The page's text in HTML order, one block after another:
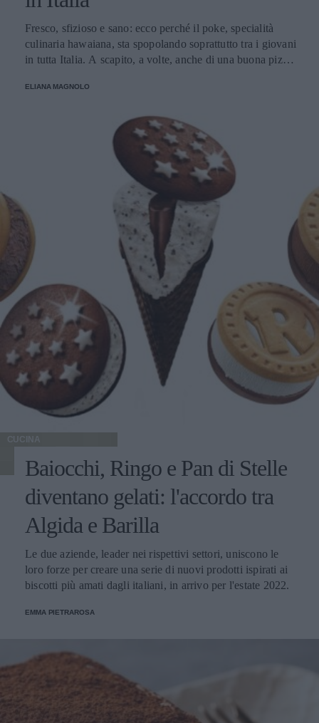
Fresco, sfizioso e sano: ecco perché il poke, specialità
culinaria hawaiana, sta spopolando soprattutto tra i giovani
in tutta Italia. A scapito, a volte, anche di una buona pizza.
ELIANA MAGNOLO
CUCINA
Baiocchi, Ringo e Pan di Stelle
diventano gelati: l'accordo tra
Algida e Barilla
Le due aziende, leader nei rispettivi settori, uniscono le
loro forze per creare una serie di nuovi prodotti ispirati ai
biscotti più amati dagli italiani, in arrivo per l'estate 2022.
EMMA PIETRAROSA